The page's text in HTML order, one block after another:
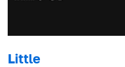
Little